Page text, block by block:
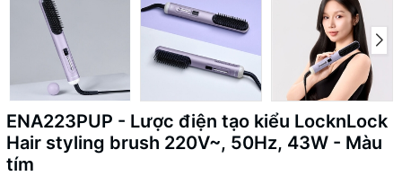
ENA223PUP - Lược điện tạo kiểu LocknLock
Hair styling brush 220V~, 50Hz, 43W - Màu
tím